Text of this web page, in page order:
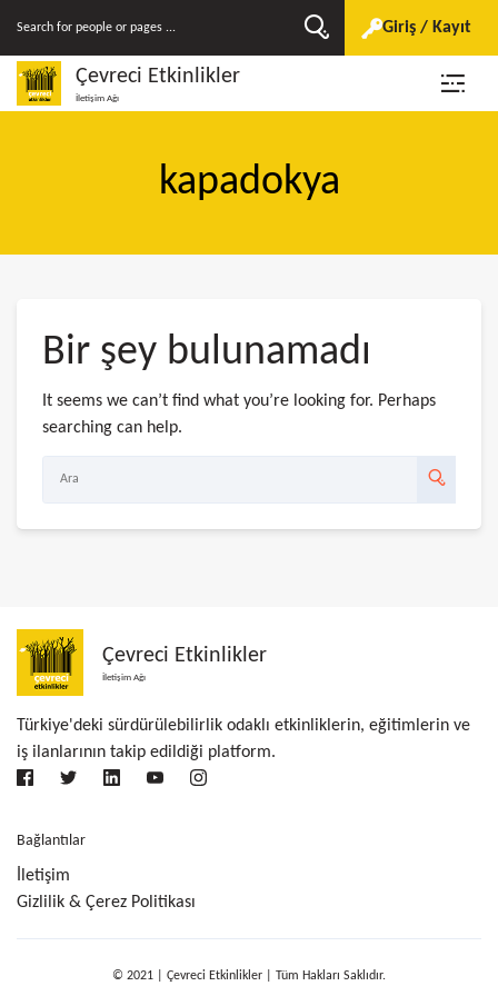
Giriş / Kayıt
Çevreci Etkinlikler
İletişim Ağı
kapadokya
Bir şey bulunamadı
It seems we can’t find what you’re looking for. Perhaps
searching can help.
Çevreci Etkinlikler
İletişim Ağı
Türkiye'deki sürdürülebilirlik odaklı etkinliklerin, eğitimlerin ve
iş ilanlarının takip edildiği platform.
Bağlantılar
İletişim
Gizlilik & Çerez Politikası
© 2021 | Çevreci Etkinlikler | Tüm Hakları Saklıdır.